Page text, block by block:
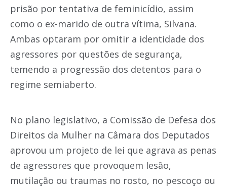
prisão por tentativa de feminicídio, assim
como o ex-marido de outra vítima, Silvana.
Ambas optaram por omitir a identidade dos
agressores por questões de segurança,
temendo a progressão dos detentos para o
regime semiaberto.
No plano legislativo, a Comissão de Defesa dos
Direitos da Mulher na Câmara dos Deputados
aprovou um projeto de lei que agrava as penas
de agressores que provoquem lesão,
mutilação ou traumas no rosto, no pescoço ou